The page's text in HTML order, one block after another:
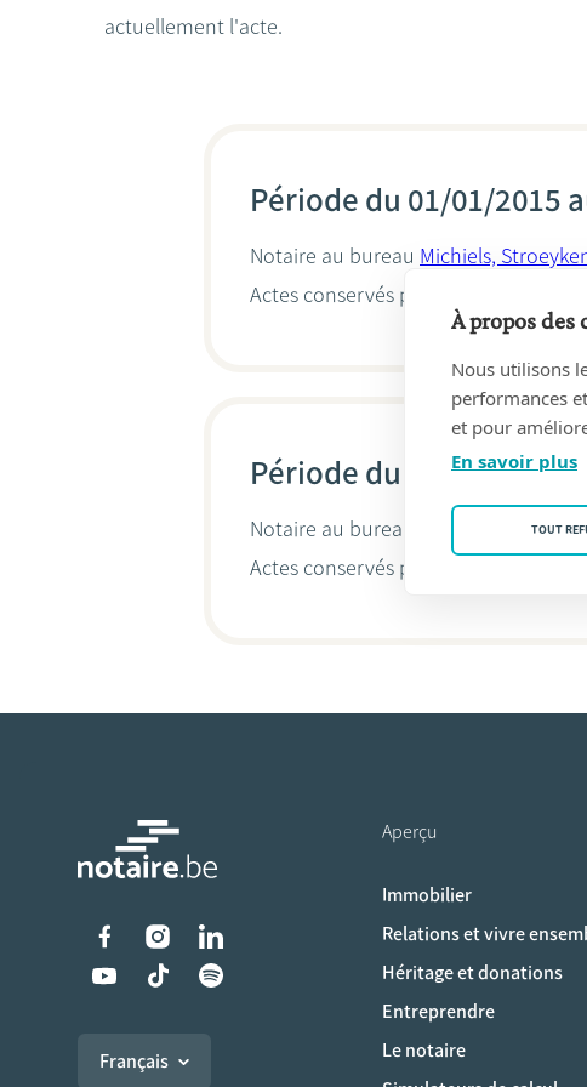
actuellement l'acte.
Période du 01/01/2015
Notaire au bureau Michiels,
Actes conservés par
Période du 07/05/2004
Notaire au bureau MICHIELS &
Actes conservés par
Liens vers les réseaux
Français
Aperçu
Immobilier
Relations et vivre
Héritage et donations
Entreprendre
Le notaire
À propos des
Nous utilisons
performances
et pour
En savoir plus
TOUT